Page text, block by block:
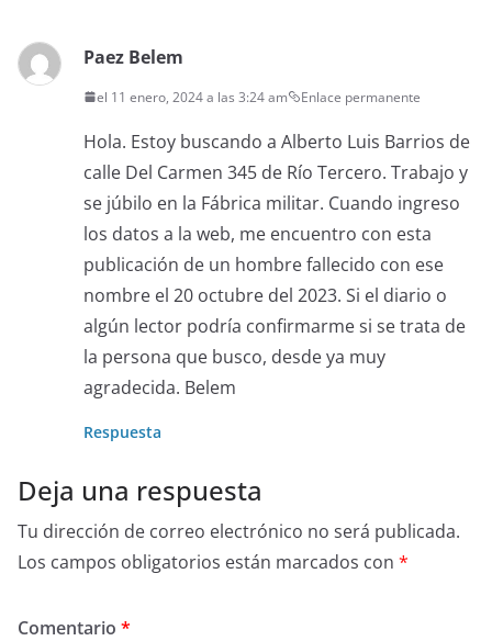
Paez Belem
el 11 enero, 2024 a las 3:24 am Enlace permanente
Hola. Estoy buscando a Alberto Luis Barrios de
calle Del Carmen 345 de Río Tercero. Trabajo y
se júbilo en la Fábrica militar. Cuando ingreso
los datos a la web, me encuentro con esta
publicación de un hombre fallecido con ese
nombre el 20 octubre del 2023. Si el diario o
algún lector podría confirmarme si se trata de
la persona que busco, desde ya muy
agradecida. Belem
Respuesta
Deja una respuesta
Tu dirección de correo electrónico no será publicada.
Los campos obligatorios están marcados con *
Comentario *